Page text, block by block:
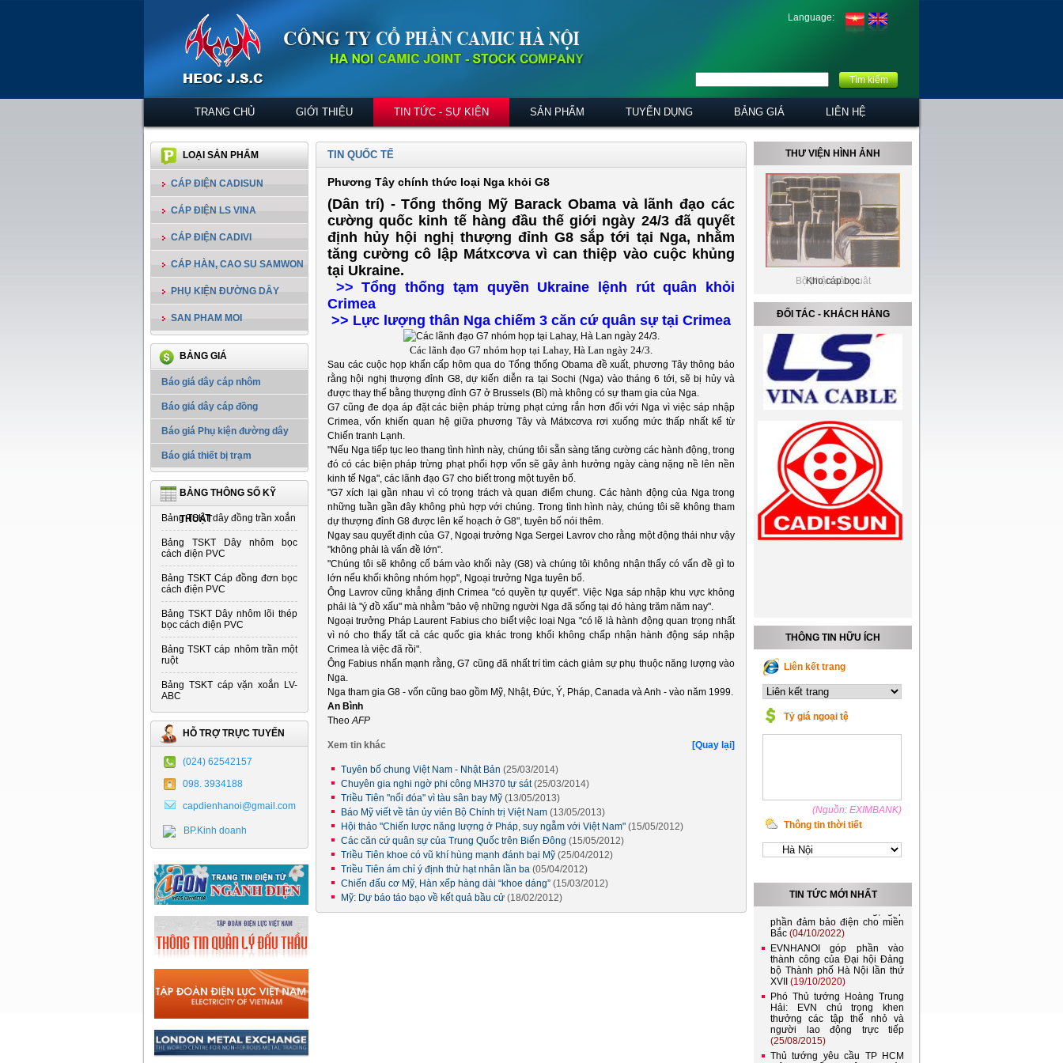
Language:
Tìm kiếm
TRANG CHỦ GIỚI THIỆU TIN TỨC - SỰ KIỆN SẢN PHẨM TUYỂN DỤNG BẢNG GIÁ LIÊN HỆ
LOẠI SẢN PHẨM
CÁP ĐIỆN CADISUN
CÁP ĐIỆN LS VINA
CÁP ĐIỆN CADIVI
CÁP HÀN, CAO SU SAMWON
PHỤ KIỆN ĐƯỜNG DÂY
SAN PHAM MOI
BẢNG GIÁ
Báo giá dây cáp nhôm
Báo giá dây cáp đồng
Báo giá Phụ kiện đường dây
Báo giá thiết bị trạm
BẢNG THÔNG SỐ KỸ
THUẬT
Bảng TSKT dây đồng trần xoắn
Bảng TSKT Dây nhôm bọc
cách điện PVC
Bảng TSKT Cáp đồng đơn bọc
cách điện PVC
Bảng TSKT Dây nhôm lõi thép
bọc cách điện PVC
Bảng TSKT cáp nhôm trần một
ruột
Bảng TSKT cáp vặn xoắn LV-
ABC
HỖ TRỢ TRỰC TUYẾN
(024) 62542157
098. 3934188
capdienhanoi@gmail.com
BP.Kinh doanh
TIN QUỐC TẾ
Phương Tây chính thức loại Nga khỏi G8
(Dân trí) - Tổng thống Mỹ Barack Obama và lãnh đạo các
cường quốc kinh tế hàng đầu thế giới ngày 24/3 đã quyết
định hủy hội nghị thượng đỉnh G8 sắp tới tại Nga, nhằm
tăng cường cô lập Mátxcơva vì can thiệp vào cuộc khủng
tại Ukraine.
>> Tổng thống tạm quyền Ukraine lệnh rút quân khỏi
Crimea
>> Lực lượng thân Nga chiếm 3 căn cứ quân sự tại Crimea
Các lãnh đạo G7 nhóm họp tại Lahay, Hà Lan ngày 24/3.
Sau các cuộc họp khẩn cấp hôm qua do Tổng thống Obama đề xuất, phương Tây thông báo
rằng hội nghị thượng đỉnh G8, dự kiến diễn ra tại Sochi (Nga) vào tháng 6 tới, sẽ bị hủy và
được thay thế bằng thượng đỉnh G7 ở Brussels (Bỉ) mà không có sự tham gia của Nga.
G7 cũng đe dọa áp đặt các biện pháp trừng phạt cứng rắn hơn đối với Nga vì việc sáp nhập
Crimea, vốn khiến quan hệ giữa phương Tây và Mátxcơva rơi xuống mức thấp nhất kể từ
Chiến tranh Lạnh.
"Nếu Nga tiếp tục leo thang tình hình này, chúng tôi sẵn sàng tăng cường các hành động, trong
đó có các biện pháp trừng phạt phối hợp vốn sẽ gây ảnh hưởng ngày càng nặng nề lên nền
kinh tế Nga", các lãnh đạo G7 cho biết trong một tuyên bố.
"G7 xích lại gần nhau vì có trọng trách và quan điểm chung. Các hành động của Nga trong
những tuần gần đây không phù hợp với chúng. Trong tình hình này, chúng tôi sẽ không tham
dự thượng đỉnh G8 được lên kế hoạch ở G8", tuyên bố nói thêm.
Ngay sau quyết định của G7, Ngoại trưởng Nga Sergei Lavrov cho rằng một động thái như vậy
"không phải là vấn đề lớn".
"Chúng tôi sẽ không cố bám vào khối này (G8) và chúng tôi không nhận thấy có vấn đề gì to
lớn nếu khối không nhóm họp", Ngoại trưởng Nga tuyên bố.
Ông Lavrov cũng khẳng định Crimea "có quyền tự quyết". Việc Nga sáp nhập khu vực không
phải là "ý đồ xấu" mà nhằm "bảo vệ những người Nga đã sống tại đó hàng trăm năm nay".
Ngoại trưởng Pháp Laurent Fabius cho biết việc loại Nga "có lẽ là hành động quan trọng nhất
vì nó cho thấy tất cả các quốc gia khác trong khối không chấp nhận hành động sáp nhập
Crimea là việc đã rồi".
Ông Fabius nhấn mạnh rằng, G7 cũng đã nhất trí tìm cách giảm sự phụ thuộc năng lượng vào
Nga.
Nga tham gia G8 - vốn cũng bao gồm Mỹ, Nhật, Đức, Ý, Pháp, Canada và Anh - vào năm 1999.
An Bình
TheoAFP
Xem tin khác [Quay lại]
Tuyên bố chung Việt Nam - Nhật Bản (25/03/2014)
Chuyên gia nghi ngờ phi công MH370 tự sát(25/03/2014)
Triều Tiên "nổi đóa" vì tàu sân bay Mỹ (13/05/2013)
Báo Mỹ viết về tân ủy viên Bộ Chính trị Việt Nam (13/05/2013)
Hội thảo "Chiến lược năng lượng ở Pháp, suy ngẫm với Việt Nam" (15/05/2012)
Các căn cứ quân sự của Trung Quốc trên Biển Đông (15/05/2012)
Triều Tiên khoe có vũ khí hùng mạnh đánh bại Mỹ (25/04/2012)
Triều Tiên ám chỉ ý định thử hạt nhân lần ba (05/04/2012)
Chiến đấu cơ Mỹ, Hàn xếp hàng dài “khoe dáng” (15/03/2012)
Mỹ: Dự báo táo bạo về kết quả bầu cử (18/02/2012)
THƯ VIỆN HÌNH ẢNH
Kho cáp bọc
ĐỐI TÁC - KHÁCH HÀNG
THÔNG TIN HỮU ÍCH
Liên kết trang
Tỷ giá ngoại tệ
(Nguồn: EXIMBANK)
Thông tin thời tiết
TIN TỨC MỚI NHẤT
Việt Nam và Lào nên kết nối
Đóng điện đường dây 220kV
Lào Cai - Bảo Thắng, góp
phần đảm bảo điện cho miền
Bắc(04/10/2022)
EVNHANOI góp phần vào
thành công của Đại hội Đảng
bộ Thành phố Hà Nội lần thứ
XVII (19/10/2020)
Phó Thủ tướng Hoàng Trung
Hải: EVN chú trọng khen
thưởng các tập thể nhỏ và
người lao động trực tiếp
(25/08/2015)
Thủ tướng yêu cầu TP HCM
giải quyết ngập nước